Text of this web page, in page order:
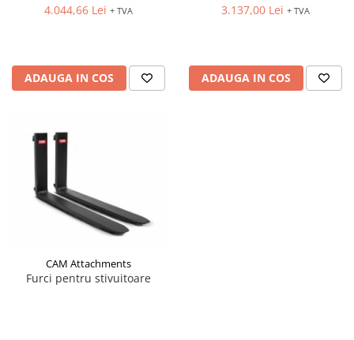
4.044,66 Lei + TVA
ADAUGA IN COS
3.137,00 Lei + TVA
ADAUGA IN COS
CAM Attachments
Furci pentru stivuitoare